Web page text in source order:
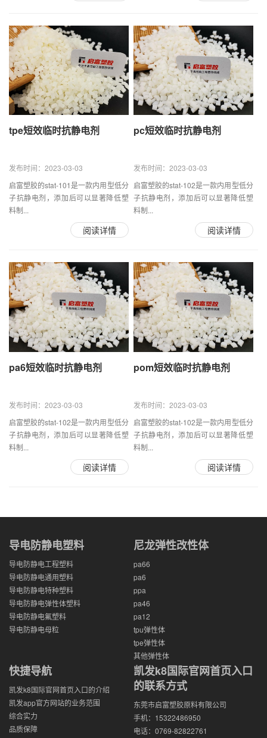
tpe短效临时抗静电剂
发布时间：2023-03-03
启富塑胶的stat-101是一款内用型低分
子抗静电剂，添加后可以显著降低塑
料制...
阅读详情
pc短效临时抗静电剂
发布时间：2023-03-03
启富塑胶的stat-102是一款内用型低分
子抗静电剂，添加后可以显著降低塑
料制...
阅读详情
pa6短效临时抗静电剂
发布时间：2023-03-03
启富塑胶的stat-102是一款内用型低分
子抗静电剂，添加后可以显著降低塑
料制...
阅读详情
pom短效临时抗静电剂
发布时间：2023-03-03
启富塑胶的stat-102是一款内用型低分
子抗静电剂，添加后可以显著降低塑
料制...
阅读详情
导电防静电塑料
导电防静电工程塑料
导电防静电通用塑料
导电防静电特种塑料
导电防静电弹性体塑料
导电防静电氟塑料
导电防静电母粒
尼龙弹性改性体
pa66
pa6
ppa
pa46
pa12
tpu弹性体
tpe弹性体
其他弹性体
快捷导航
凯发k8国际官网首页入口的介绍
凯发app官方网站的业务范围
综合实力
品质保障
凯发k8国际官网首页入口
的联系方式
东莞市启富塑胶原料有限公司
手机：15322486950
电话：0769-82822761